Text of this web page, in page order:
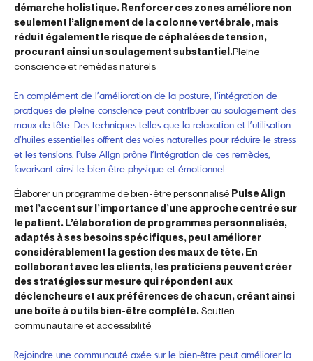
démarche holistique. Renforcer ces zones améliore non
seulement l’alignement de la colonne vertébrale, mais
réduit également le risque de céphalées de tension,
procurant ainsi un soulagement substantiel.Pleine
conscience et remèdes naturels
En complément de l’amélioration de la posture, l’intégration de
pratiques de pleine conscience peut contribuer au soulagement des
maux de tête. Des techniques telles que la relaxation et l’utilisation
d’huiles essentielles offrent des voies naturelles pour réduire le stress
et les tensions. Pulse Align prône l’intégration de ces remèdes,
favorisant ainsi le bien-être physique et émotionnel.
Élaborer un programme de bien-être personnalisé Pulse Align
met l’accent sur l’importance d’une approche centrée sur
le patient. L’élaboration de programmes personnalisés,
adaptés à ses besoins spécifiques, peut améliorer
considérablement la gestion des maux de tête. En
collaborant avec les clients, les praticiens peuvent créer
des stratégies sur mesure qui répondent aux
déclencheurs et aux préférences de chacun, créant ainsi
une boîte à outils bien-être complète.Soutien
communautaire et accessibilité
Rejoindre une communauté axée sur le bien-être peut améliorer la